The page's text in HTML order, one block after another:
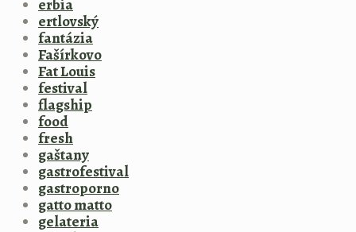
erbia
ertlovský
fantázia
Fašírkovo
Fat Louis
festival
flagship
food
fresh
gaštany
gastrofestival
gastroporno
gatto matto
gelateria